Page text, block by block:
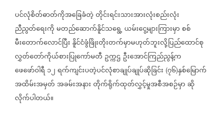
ပင်လုံစိတ်ဓာတ်ကိုအခြေခံတဲ့တိုင်းရင်းသားအားလုံးစည်းလုံး
ညီညွတ်ရေးကိုမတည်ဆောက်နိူင်သရွေ့ယမ်းငွေ့များကြားမှာစစ်
မီးတောက်လောင်ပြီးနိူင်ငံဖွံဖြိုးတိုးတက်မှာမဟုတ်ဘူးလို့ပြည်ထောင်စု
လွှတ်တော်ကိုယ်စားပြုကော်မတီ ဥက္ကဌ ဦးအောင်ကြည်ညွန့်က
ဖေဖော်ဝါရီ ၁၂ရက်ကျင်းပတဲ့ပင်လုံစာချုပ်ချုပ်ဆိုခြင်း (၇၆)နှစ်မြောက်
အထိမ်းအမှတ်အခမ်းအနားတိုက်ရိုက်ထုတ်လွှင့်မှုအစီအစဉ်မှာဆို
လိုက်ပါတယ်။